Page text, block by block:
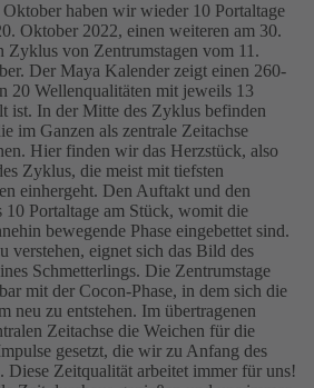
haben wir wieder 10 Portaltage
Oktober 2022, einen weiteren am 30.
Zyklus von Zentrumstagen vom 11.
Der Maya Kalender zeigt einen 260-
20 Wellenqualitäten mit jeweils 13
ist. In der Mitte des Zyklus befinden
im Ganzen als zentrale Zeitachse
Hier finden wir das Herzstück, also
Zyklus, die meist mit tiefsten
einhergeht. Den Auftakt und den
Portaltage am Stück, womit die
bewegende Phase eingebettet sind.
verstehen, eignet sich das Bild des
Schmetterlings. Die Zentrumstage
mit der Cocon-Phase, in dem sich die
neu zu entstehen. Im übertragenen
Zeitachse die Weichen für die
gesetzt, die wir zu Anfang des
Diese Zeitqualität arbeitet immer für uns!